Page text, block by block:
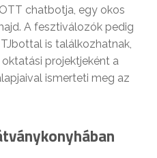
chatbotja, egy okos
A fesztiválozók pedig
is találkozhatnak,
projektjeként a
ismerteti meg az